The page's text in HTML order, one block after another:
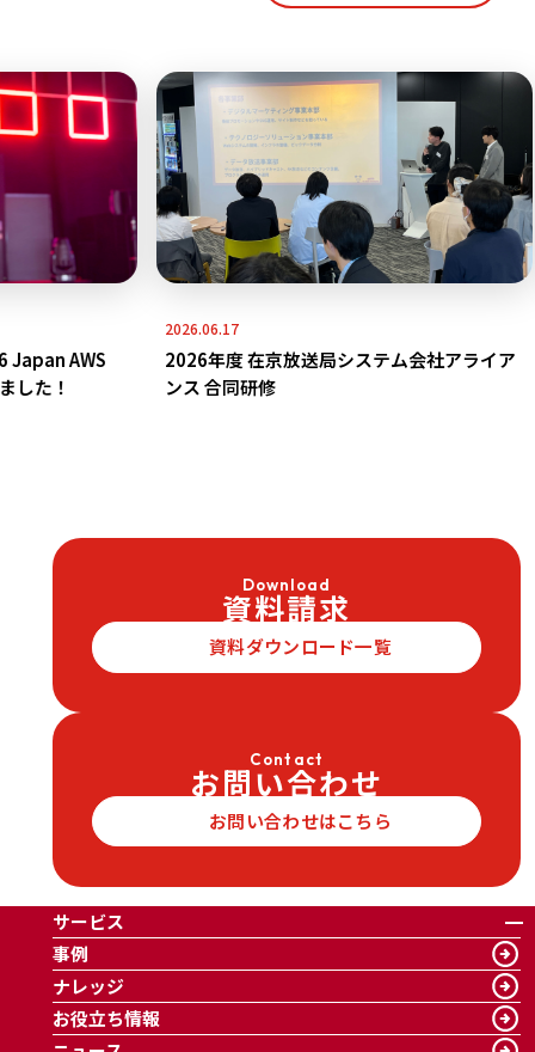
AWS
た！
2026.06.17
2026年度 在京放送局システム会社アライア
ンス 合同研修
Download
資料請求
資料ダウンロード一覧
Contact
お問い合わせ
お問い合わせはこちら
サービス
事例
ナレッジ
お役立ち情報